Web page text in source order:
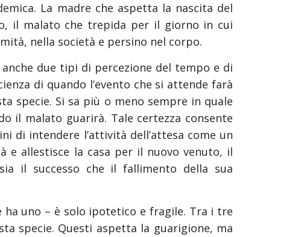
La madre che aspetta la nascita del
il malato che trepida per il giorno in cui
nella società e persino nel corpo.
due tipi di percezione del tempo e di
di quando l’evento che si attende farà
specie. Si sa più o meno sempre in quale
il malato guarirà. Tale certezza consente
di intendere l’attività dell’attesa come un
e allestisce la casa per il nuovo venuto, il
il successo che il fallimento della sua
ha uno – è solo ipotetico e fragile. Tra i tre
specie. Questi aspetta la guarigione, ma